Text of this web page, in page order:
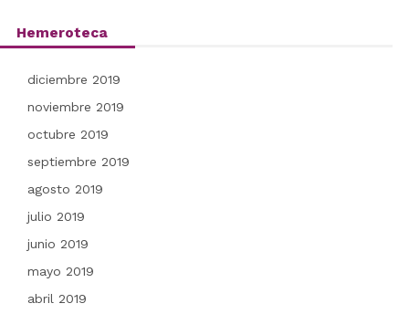
Hemeroteca
diciembre 2019
noviembre 2019
octubre 2019
septiembre 2019
agosto 2019
julio 2019
junio 2019
mayo 2019
abril 2019